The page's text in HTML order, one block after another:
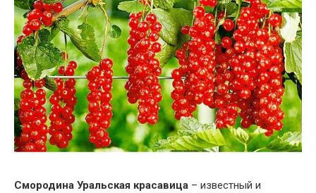
Смородина Уральская красавица – известный и